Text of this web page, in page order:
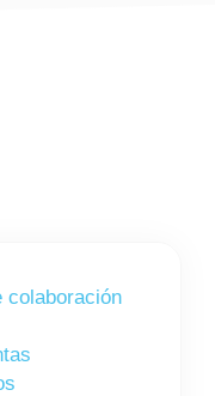
colaboración